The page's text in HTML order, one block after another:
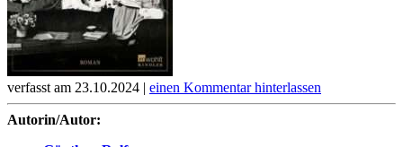
verfasst am 23.10.2024 | einen Kommentar hinterlassen
Autorin/Autor: